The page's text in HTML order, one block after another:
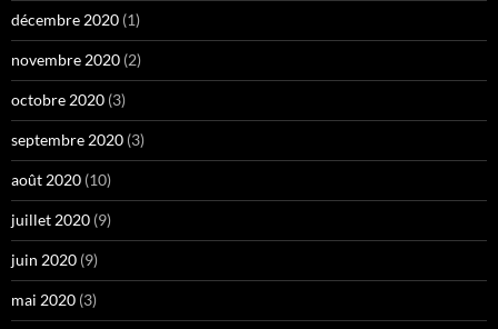
décembre 2020 (1)
novembre 2020 (2)
octobre 2020 (3)
septembre 2020 (3)
août 2020 (10)
juillet 2020 (9)
juin 2020 (9)
mai 2020 (3)